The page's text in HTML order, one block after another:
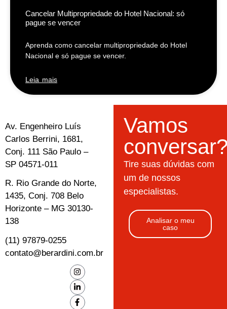
Cancelar Multipropriedade do Hotel Nacional: só
pague se vencer
Aprenda como cancelar multipropriedade do Hotel
Nacional e só pague se vencer.
Leia mais
Av. Engenheiro Luís
Carlos Berrini, 1681,
Conj. 111 São Paulo –
SP 04571-011
R. Rio Grande do Norte,
1435, Conj. 708 Belo
Horizonte – MG 30130-
138
(11) 97879-0255
contato@berardini.com.br
Vamos
Tire suas dúvidas com
um de nossos
especialistas.
Analisar o meu
caso